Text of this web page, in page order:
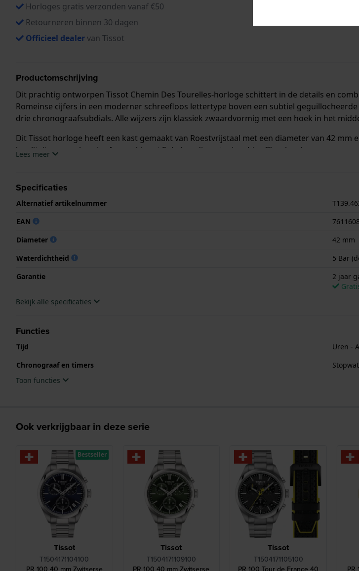
Horloges gratis verzonden vanaf €50
Retourneren binnen 30 dagen
Officieel dealervan Tissot
Productomschrijving
Dit prachtig ontworpen Tissot Chemin Des Tourelles-horloge schittert in de details en
Romeinse cijfers in een moderner schreefloos lettertype boven een subtiel
drie chronograafsubdials. Alle wijzers zijn klassiek zwaardvormig met een hoek in het
Dit Tissot horloge heeft een kast gemaakt van Roestvrijstaal met een diameter van 42 mm
kwaliteitsuurwerk en is afgewerkt met Enkelvoudig ontspiegeld saffierglasglas.
Lees meer
Specificaties
Alternatief artikelnummer
EAN
Diameter
42 mm
Waterdichtheid
5 Bar
Garantie
2 jaar
Bekijk alle specificaties
Functies
Tijd
Uren -
Chronograaf en timers
Toon functies
Ook verkrijgbaar in deze serie
Tissot
T1504171104100
Bestseller
Tissot
T1504171109100
Tissot
T1504171105100